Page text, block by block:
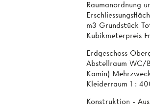
Raumanordnung
m3 Grundstück
Kubikmeterpreis
Erdgeschoss
Abstellraum WC/
Kamin)
Kleiderraum 1 :
Konstruktion -